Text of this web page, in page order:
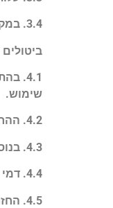
3.4. במקרה של איסוף עצמי – יתואם מועד מראש.
שימוש.
4.2. ההחזר יתבצע בניכוי דמי ביטול בשיעור של עד 5% ממחיר העסקה או 100 ₪ – הנמוך מביניהם.
4.3. בנוסף לדמי הביטול, תחויב הלקוחה בתשלום קבוע של 100 ₪ עבור עלויות משלוח ואריזה, גם אם ההזמנה נשלחה במשלוח חינם.
4.4. דמי המשלוח המקוריים אינם מוחזרים בכל מקרה.
4.5. החזרת המוצר לסטודיו תעשה באחריות ובמימון הלקוחה.